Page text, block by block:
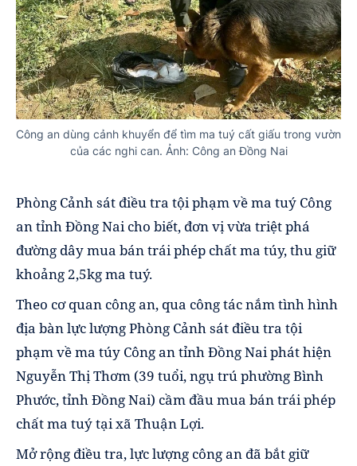
Công an dùng cảnh khuyển để tìm ma tuý cất giấu trong vườn
của các nghi can. Ảnh: Công an Đồng Nai
Phòng Cảnh sát điều tra tội phạm về ma tuý Công
an tỉnh Đồng Nai cho biết, đơn vị vừa triệt phá
đường dây mua bán trái phép chất ma túy, thu giữ
khoảng 2,5kg ma tuý.
Theo cơ quan công an, qua công tác nắm tình hình
địa bàn lực lượng Phòng Cảnh sát điều tra tội
phạm về ma túy Công an tỉnh Đồng Nai phát hiện
Nguyễn Thị Thơm (39 tuổi, ngụ trú phường Bình
Phước, tỉnh Đồng Nai) cầm đầu mua bán trái phép
chất ma tuý tại xã Thuận Lợi.
Mở rộng điều tra, lực lượng công an đã bắt giữ